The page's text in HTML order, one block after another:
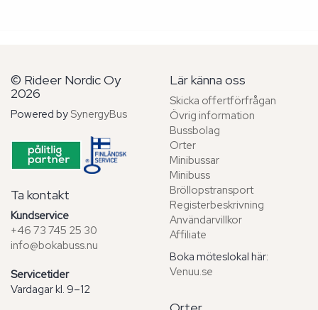
© Rideer Nordic Oy
2026
Powered by SynergyBus
Ta kontakt
Kundservice
+46 73 745 25 30
info@bokabuss.nu
Servicetider
Vardagar kl. 9–12
Lär känna oss
Skicka offertförfrågan
Övrig information
Bussbolag
Orter
Minibussar
Minibuss
Bröllopstransport
Registerbeskrivning
Användarvillkor
Affiliate
Boka möteslokal här:
Venuu.se